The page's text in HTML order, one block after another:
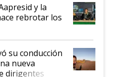
y la
rebrotar los
su conducción
nueva
dirigentes